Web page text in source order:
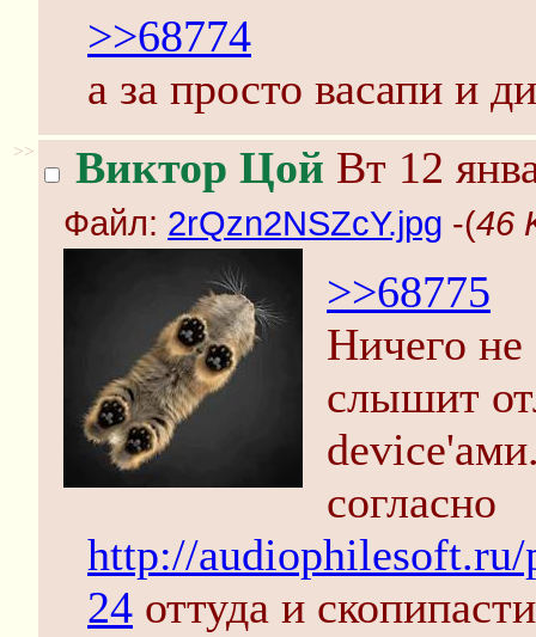
>>68774
а за просто васапи и
>> Виктор Цой Вт 12
Файл: 2rQzn2NSZcY.jpg -(46
>>68775
Ничего не
слышит
согласно
http://
24 оттуда и